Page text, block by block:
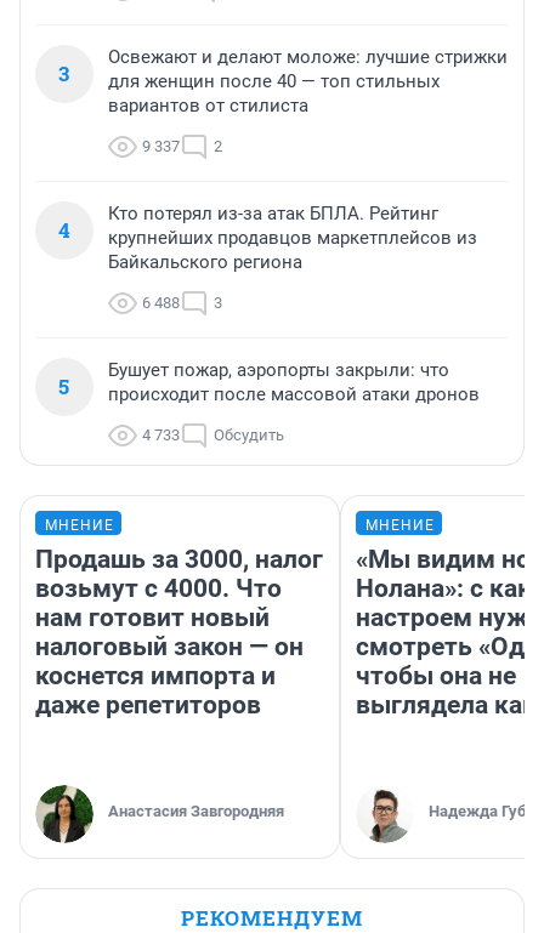
3
Освежают и делают моложе: лучшие стрижки
для женщин после 40 — топ стильных
вариантов от стилиста
9 337 2
4
Кто потерял из-за атак БПЛА. Рейтинг
крупнейших продавцов маркетплейсов из
Байкальского региона
6 488 3
5
Бушует пожар, аэропорты закрыли: что
происходит после массовой атаки дронов
4 733 Обсудить
МНЕНИЕ
Продашь за 3000, налог
возьмут с 4000. Что
нам готовит новый
налоговый закон — он
коснется импорта и
даже репетиторов
Анастасия Завгородняя
МНЕНИЕ
«Мы видим
Нолана»: с
настроем
смотреть
чтобы она не
выглядела как
Надежда
РЕКОМЕНДУЕМ